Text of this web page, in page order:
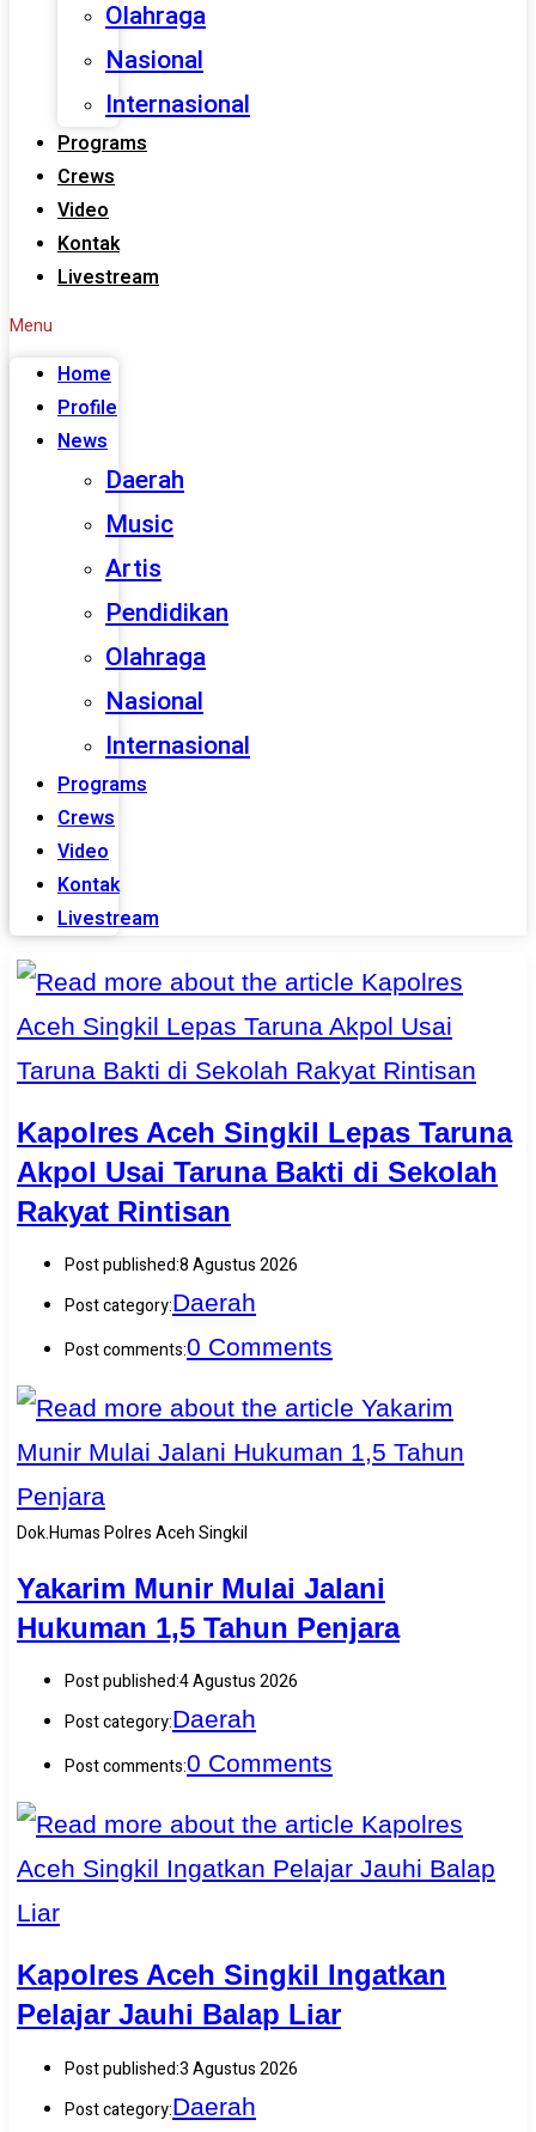
Olahraga
Nasional
Internasional
Programs
Crews
Video
Kontak
Livestream
Menu
Home
Profile
News
Daerah
Music
Artis
Pendidikan
Olahraga
Nasional
Internasional
Programs
Crews
Video
Kontak
Livestream
Kapolres Aceh Singkil Lepas Taruna
Akpol Usai Taruna Bakti di Sekolah
Rakyat Rintisan
Post published:8 Agustus 2026
Post category:Daerah
Post comments:0 Comments
Dok.Humas Polres Aceh Singkil
Yakarim Munir Mulai Jalani
Hukuman 1,5 Tahun Penjara
Post published:4 Agustus 2026
Post category:Daerah
Post comments:0 Comments
Kapolres Aceh Singkil Ingatkan
Pelajar Jauhi Balap Liar
Post published:3 Agustus 2026
Post category:Daerah